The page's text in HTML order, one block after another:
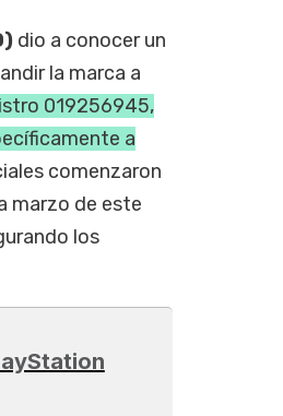
dio a conocer un
la marca a
019256945,
a
comenzaron
marzo de este
los